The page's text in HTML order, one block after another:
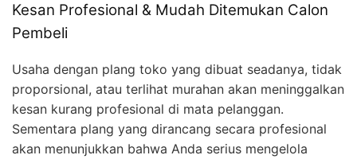
Kesan Profesional & Mudah Ditemukan Calon
Pembeli
Usaha dengan plang toko yang dibuat seadanya, tidak
proporsional, atau terlihat murahan akan meninggalkan
kesan kurang profesional di mata pelanggan.
Sementara plang yang dirancang secara profesional
akan menunjukkan bahwa Anda serius mengelola